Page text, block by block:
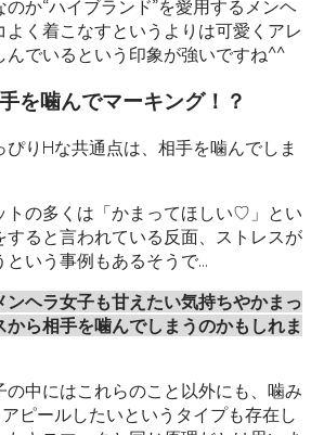
か“ハイブランド”を愛用するメンヘ
く着こなすというよりは可愛くアレ
んでいるという印象が強いですね^^
を噛んでマーキング！？
ぴりHな共通点は、相手を噛んでしま
トの多くは「かまってほしい♡」とい
すると言われている反面、ストレスが
いう事例もあるそうで…
ンヘラ女子も甘えたい気持ちやかまっ
ら相手を噛んでしまうのかもしれま
の中にはこれらのこと以外にも、噛み
ピールしたいというタイプも存在し